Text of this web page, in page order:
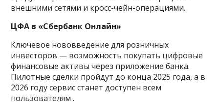
внешними сетями и кросс-чейн-операциями.
ЦФА в «Сбербанк Онлайн»
Ключевое нововведение для розничных
инвесторов — возможность покупать цифровые
финансовые активы через приложение банка.
Пилотные сделки пройдут до конца 2025 года, а в
2026 году сервис станет доступен всем
пользователям .